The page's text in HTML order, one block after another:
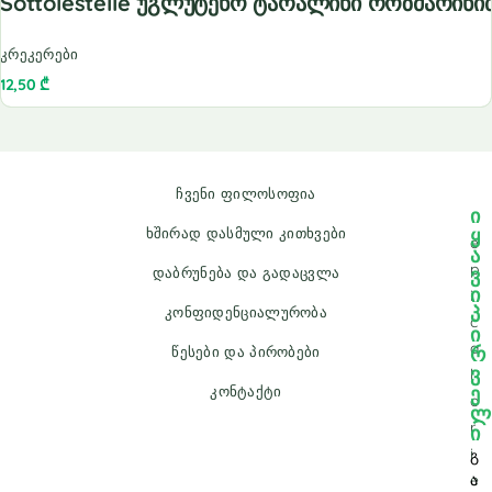
კრეკერები
12,50₾
ჩვენი ფილოსოფია
ხშირად დასმული კითხვები
დაბრუნება და გადაცვლა
კონფიდენციალურობა
წესები და პირობები
კონტაქტი
e
p
i
c
a
l
o
r
i
e
ი
ყ
ა
ვ
ი
პ
ი
რ
ვ
ე
ლ
ი
გ
ა